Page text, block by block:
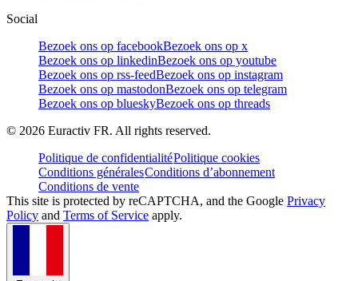
Social
Bezoek ons op facebookBezoek ons op x
Bezoek ons op linkedinBezoek ons op youtube
Bezoek ons op rss-feedBezoek ons op instagram
Bezoek ons op mastodonBezoek ons op telegram
Bezoek ons op blueskyBezoek ons op threads
© 2026 Euractiv FR. All rights reserved.
Politique de confidentialitéPolitique cookies
Conditions généralesConditions d’abonnement
Conditions de vente
This site is protected by reCAPTCHA, and the Google Privacy
Policy and Terms of Service apply.